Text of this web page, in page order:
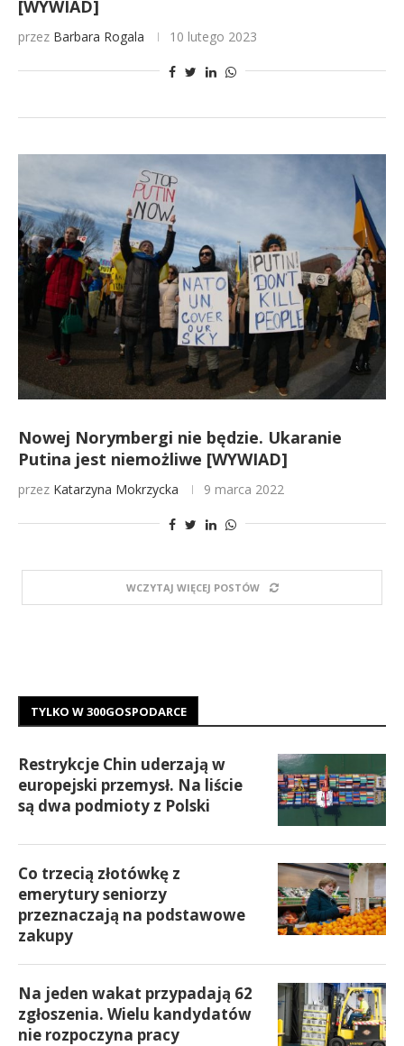
[WYWIAD]
przez Barbara Rogala 10 lutego 2023
Nowej Norymbergi nie będzie. Ukaranie
Putina jest niemożliwe [WYWIAD]
przez Katarzyna Mokrzycka 9 marca 2022
WCZYTAJ WIĘCEJ POSTÓW
TYLKO W 300GOSPODARCE
Restrykcje Chin uderzają w
europejski przemysł. Na liście
są dwa podmioty z Polski
Co trzecią złotówkę z
emerytury seniorzy
przeznaczają na podstawowe
zakupy
Na jeden wakat przypadają 62
zgłoszenia. Wielu kandydatów
nie rozpoczyna pracy